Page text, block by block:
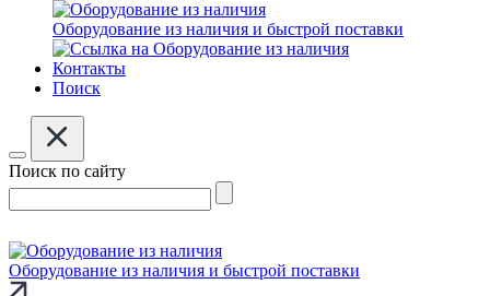
Оборудование из наличия и быстрой поставки
Контакты
Поиск
Поиск по сайту
Оборудование из наличия и быстрой поставки